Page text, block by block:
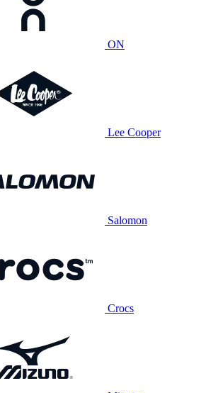
ON
Lee Cooper
Salomon
Crocs